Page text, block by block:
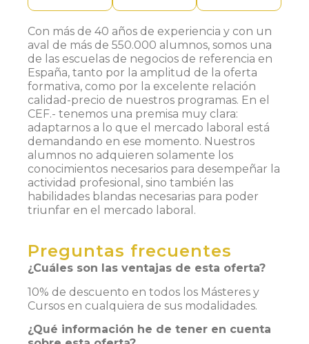
Con más de 40 años de experiencia y con un
aval de más de 550.000 alumnos, somos una
de las escuelas de negocios de referencia en
España, tanto por la amplitud de la oferta
formativa, como por la excelente relación
calidad-precio de nuestros programas. En el
CEF.- tenemos una premisa muy clara:
adaptarnos a lo que el mercado laboral está
demandando en ese momento. Nuestros
alumnos no adquieren solamente los
conocimientos necesarios para desempeñar la
actividad profesional, sino también las
habilidades blandas necesarias para poder
triunfar en el mercado laboral.
Preguntas frecuentes
¿Cuáles son las ventajas de esta oferta?
10% de descuento en todos los Másteres y
Cursos en cualquiera de sus modalidades.
¿Qué información he de tener en cuenta